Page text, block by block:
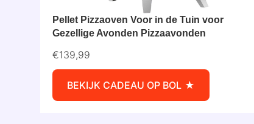
Pellet Pizzaoven Voor in de Tuin voor
Gezellige Avonden Pizzaavonden
€139,99
BEKIJK CADEAU OP BOL